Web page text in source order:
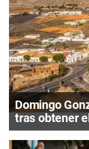
Domingo
tras obtener